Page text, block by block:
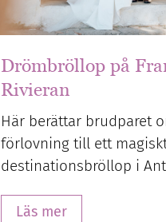
Drömbröllop på
Rivieran
Här berättar brudparet
förlovning till ett
destinationsbröllop i
Läs mer